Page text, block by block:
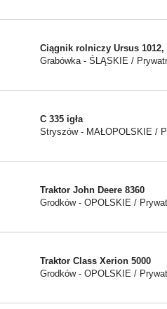
Ciągnik rolniczy Ursus 1012,
Grabówka - ŚLĄSKIE /
C 335 igła
Stryszów - MAŁOPOLSKIE /
Traktor John Deere 8360
Grodków - OPOLSKIE /
Traktor Class Xerion 5000
Grodków - OPOLSKIE /